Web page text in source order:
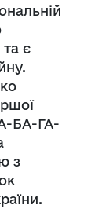
та є
БА-ГА-
з